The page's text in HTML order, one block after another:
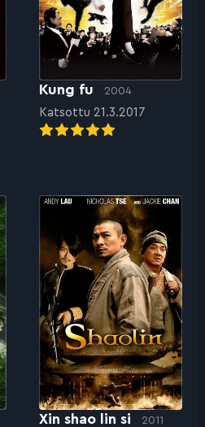
Kung fu 2004
Katsottu 21.3.2017
Xin shao lin si 2011